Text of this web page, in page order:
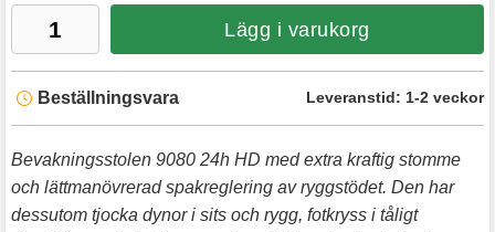
Lägg i varukorg
Beställningsvara Leveranstid: 1-2 veckor
Bevakningsstolen 9080 24h HD med extra kraftig stomme
och lättmanövrerad spakreglering av ryggstödet. Den har
dessutom tjocka dynor i sits och rygg, fotkryss i tåligt